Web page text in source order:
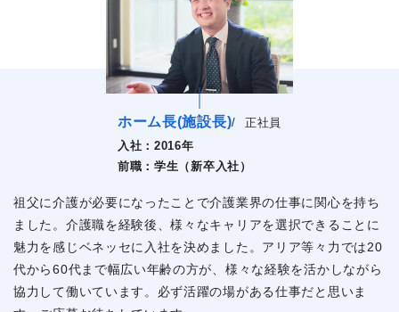
ホーム長(施設長)/
正社員
入社：2016年
前職：学生（新卒入社）
祖父に介護が必要になったことで介護業界の仕事に関心を持ち
ました。介護職を経験後、様々なキャリアを選択できることに
魅力を感じベネッセに入社を決めました。アリア等々力では20
代から60代まで幅広い年齢の方が、様々な経験を活かしながら
協力して働いています。必ず活躍の場がある仕事だと思いま